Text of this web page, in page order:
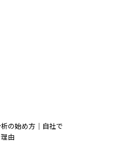
の始め方｜自社で
由